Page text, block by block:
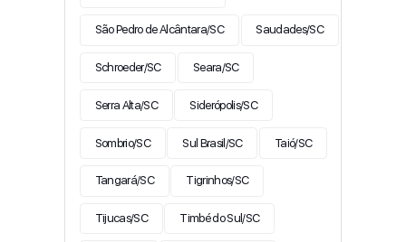
São Pedro de Alcântara/SC Saudades/SC
Schroeder/SC Seara/SC
Serra Alta/SC Siderópolis/SC
Sombrio/SC Sul Brasil/SC Taió/SC
Tangará/SC Tigrinhos/SC
Tijucas/SC Timbé do Sul/SC